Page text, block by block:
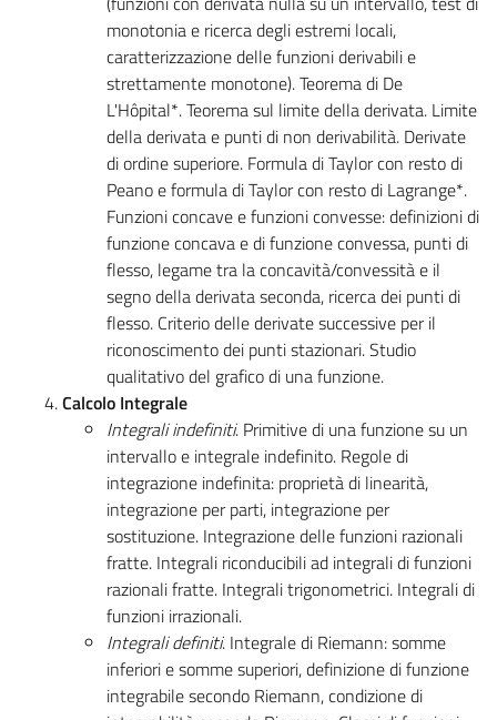
monotonia e ricerca degli estremi locali,
caratterizzazione delle funzioni derivabili e
strettamente monotone). Teorema di De
L'Hôpital*. Teorema sul limite della derivata. Limite
della derivata e punti di non derivabilità. Derivate
di ordine superiore. Formula di Taylor con resto di
Peano e formula di Taylor con resto di Lagrange*.
Funzioni concave e funzioni convesse: definizioni di
funzione concava e di funzione convessa, punti di
flesso, legame tra la concavità/convessità e il
segno della derivata seconda, ricerca dei punti di
flesso. Criterio delle derivate successive per il
riconoscimento dei punti stazionari. Studio
qualitativo del grafico di una funzione.
Calcolo Integrale
Integrali indefiniti. Primitive di una funzione su un
intervallo e integrale indefinito. Regole di
integrazione indefinita: proprietà di linearità,
integrazione per parti, integrazione per
sostituzione. Integrazione delle funzioni razionali
fratte. Integrali riconducibili ad integrali di funzioni
razionali fratte. Integrali trigonometrici. Integrali di
funzioni irrazionali.
Integrali definiti. Integrale di Riemann: somme
inferiori e somme superiori, definizione di funzione
integrabile secondo Riemann, condizione di